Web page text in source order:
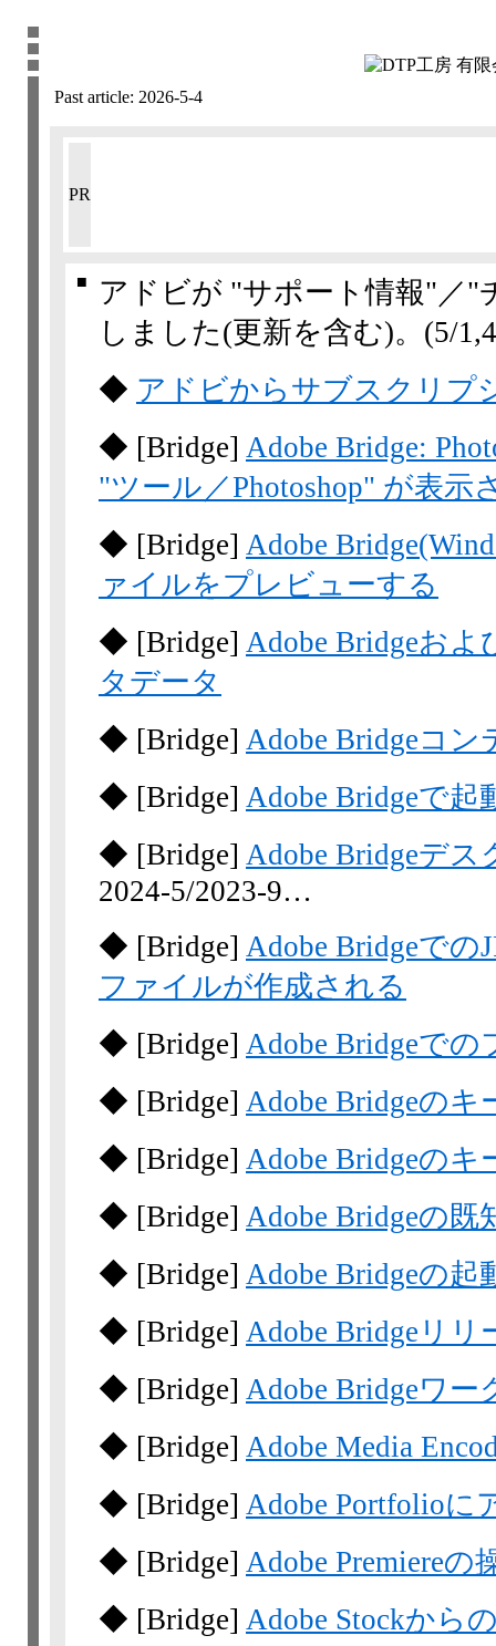
Past article: 2026-5-4
PR
■
アドビが "サポート情報"／"
しました(更新を含む)。 (5/
◆ アドビからサブスクリプ
◆ [Bridge] Adobe Bridge:
"ツール／Photoshop" が表示
◆ [Bridge] Adobe
ァイルをプレビューする
◆ [Bridge] Adobe Bridgeおよ
タデータ
◆ [Bridge] Adobe Bridgeコ
◆ [Bridge] Adobe Bridgeで
◆ [Bridge] Adobe Bridgeデ
2024-5/​2023-9…
◆ [Bridge] Adobe Bridgeでの
ファイルが作成される
◆ [Bridge] Adobe Bridgeで
◆ [Bridge] Adobe Bridgeの
◆ [Bridge] Adobe Bridgeの
◆ [Bridge] Adobe Bridgeの既
◆ [Bridge] Adobe Bridgeの起
◆ [Bridge] Adobe Bridgeリリ
◆ [Bridge] Adobe Bridgeワー
◆ [Bridge] Adobe Media
◆ [Bridge] Adobe Portfolioに
◆ [Bridge] Adobe Premiereの
◆ [Bridge] Adobe Stockから